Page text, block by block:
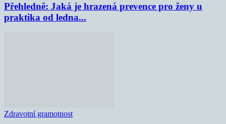
Přehledně: Jaká je hrazená prevence pro ženy u
praktika od ledna...
Zdravotní gramotnost